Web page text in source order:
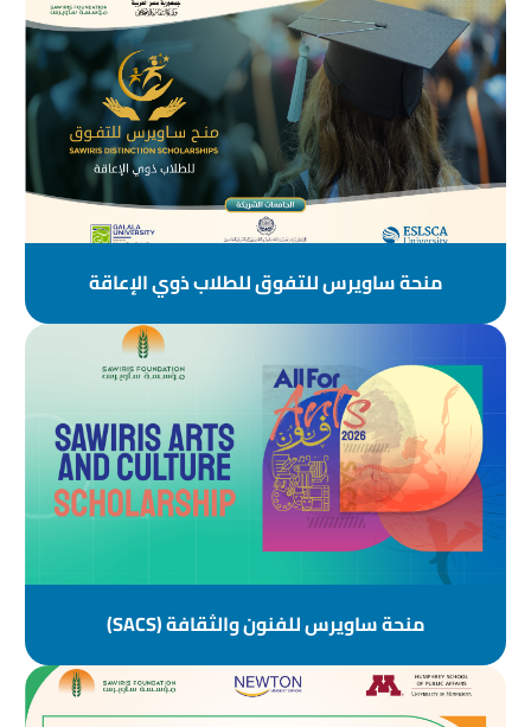
منحة ساویرس للتفوق للطلاب ذوي الإعاقة
منحة ساويرس للفنون والثقافة (SACS)